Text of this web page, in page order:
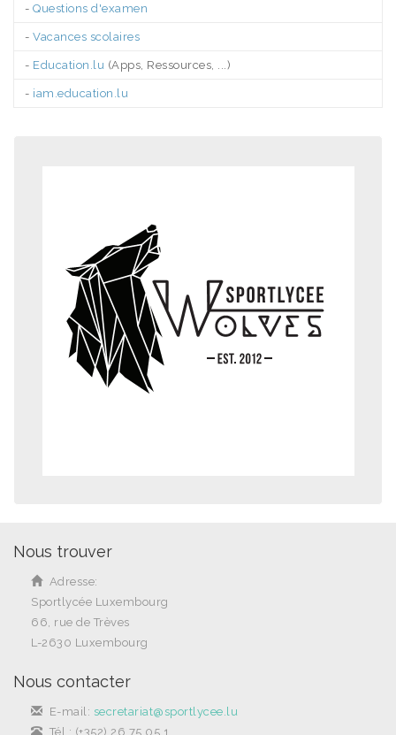
- Questions d'examen
- Vacances scolaires
- Education.lu (Apps, Ressources, ...)
- iam.education.lu
Nous trouver
Adresse:
Sportlycée Luxembourg
66, rue de Trèves
L-2630 Luxembourg
Nous contacter
E-mail: secretariat@sportlycee.lu
Tél.: (+352) 26 75 05 1